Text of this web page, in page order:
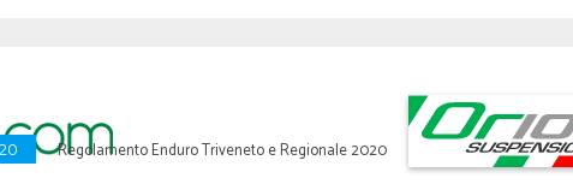
Regolamento Enduro Triveneto e Regionale 2020